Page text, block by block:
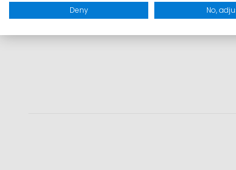
Deny No,